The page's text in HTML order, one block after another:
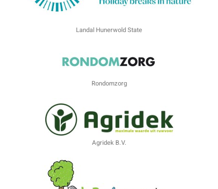
Landal Hunerwold State
Rondomzorg
Agridek B.V.